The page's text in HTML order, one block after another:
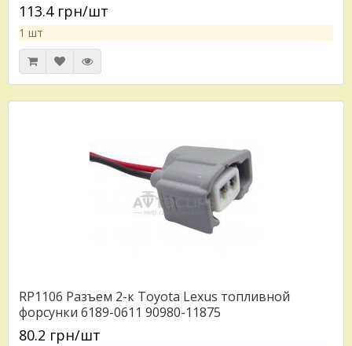
113.4 грн/шт
1 шт
RP1106 Разъем 2-к Toyota Lexus топливной
форсунки 6189-0611 90980-11875
80.2 грн/шт